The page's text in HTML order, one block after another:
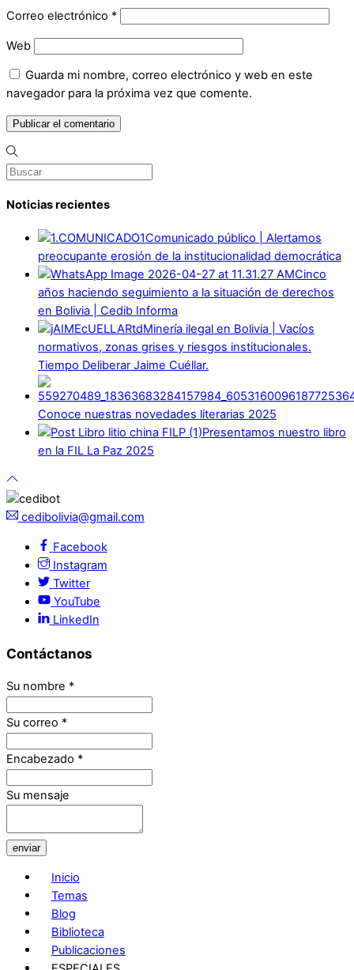
Correo electrónico *
Web
Guarda mi nombre, correo electrónico y web en este
navegador para la próxima vez que comente.
Noticias recientes
Comunicado público | Alertamos
preocupante erosión de la institucionalidad democrática
Cinco
años haciendo seguimiento a la situación de derechos
en Bolivia | Cedib Informa
Minería ilegal en Bolivia | Vacíos
normativos, zonas grises y riesgos institucionales.
Tiempo Deliberar Jaime Cuéllar.
Conoce nuestras novedades literarias 2025
Presentamos nuestro libro
en la FIL La Paz 2025
cedibolivia@gmail.com
Facebook
Instagram
Twitter
YouTube
LinkedIn
Contáctanos
Su nombre *
Su correo *
Encabezado *
Su mensaje
enviar
Inicio
Temas
Blog
Biblioteca
Publicaciones